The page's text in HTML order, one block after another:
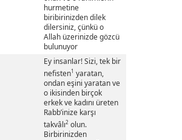
hurmetine
biribirinizden dilek
dilersiniz, çünkü o
Allah üzerinizde gözcü
bulunuyor
Ey insanlar! Sizi, tek bir
nefisten1 yaratan,
ondan eşini yaratan ve
o ikisinden birçok
erkek ve kadını üreten
Rabb’inize karşı
takvâlı2 olun.
Birbirinizden